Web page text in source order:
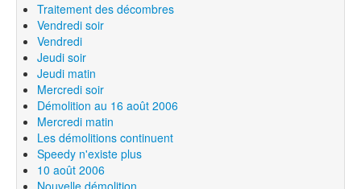
Traitement des décombres
Vendredi soir
Vendredi
Jeudi soir
Jeudi matin
Mercredi soir
Démolition au 16 août 2006
Mercredi matin
Les démolitions continuent
Speedy n'existe plus
10 août 2006
Nouvelle démolition